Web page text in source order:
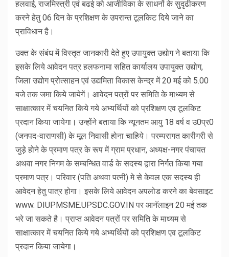
हलवाई, राजमिस्त्री एवं बढई को आजीविका के साधनों के सुदृढीकरण
करने हेतु 06 दिन के प्रशिक्षण के उपरान्त टूलकिट दिये जाने का
प्राविधान है।
उक्त के संबंध में विस्तृत जानकारी देते हुए उपायुक्त उद्योग ने बताया कि
इसके लिये आवेदन पत्र हलफनामा सहित कार्यालय उपायुक्त उद्योग,
जिला उद्योग प्रोत्साहन एवं उद्यमिता विकास केन्द्र में 20 मई को 5.00
बजे तक जमा किये जायेगें। आवेदन पत्रों पर समिति के माध्यम से
साक्षात्कार में चयनित किये गये अभ्यर्थियों को प्रशिक्षण एव टूलकिट
प्रदान किया जायेगा। उन्होंने बताया कि न्यूनतम आयु 18 वर्ष व उ0प्र0
(जनपद-वाराणसी) के मूल निवासी होना चाहिये। परम्परागत कारीगरी से
जुड़े होने के प्रमाण पत्र के रूप में ग्राम प्रधान, अध्यक्ष-नगर पंचायत
अथवा नगर निगम के सम्बन्धित वार्ड के सदस्य द्वारा निर्गत किया गया
प्रमाण पत्र। परिवार (पति अथवा पत्नी) मे से केवल एक सदस्य ही
आवेदन हेतु पात्र होगा। इसके लिये आवेदन अपलोड करने का बेवसाइट
www. DIUPMSME.UPSDC.GOV.IN पर आनॅलाइन 20 मई तक
भरे जा सकते है। प्राप्त आवेदन पत्रों पर समिति के माध्यम से
साक्षात्कार में चयनित किये गये अभ्यर्थियों को प्रशिक्षण एव टूलकिट
प्रदान किया जायेगा।